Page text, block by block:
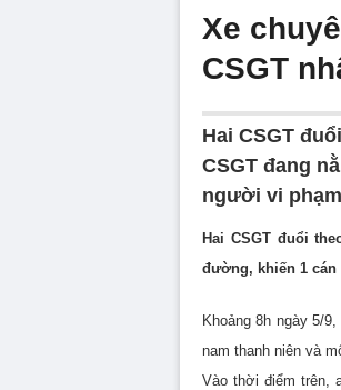
Xe
CSGT
Hai CSGT
CSGT đang
người vi
Hai CSGT đuổi
đường, khiến 1 cán
Khoảng 8h ngày 5/
nam thanh niên và
Vào thời điểm trên,